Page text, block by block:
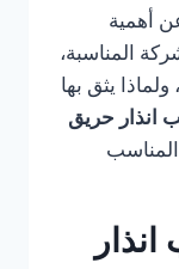
أهمية
المناسبة،
، ولماذا يثق بها
انذار حريق
انذار